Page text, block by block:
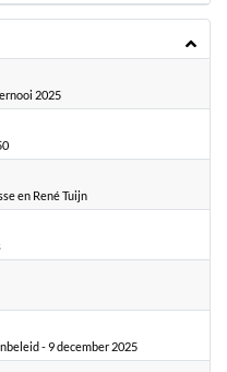
2025
en René Tuijn
- 9 december 2025